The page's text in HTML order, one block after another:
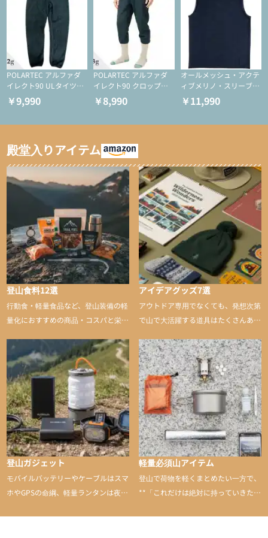
POLARTEC アルファダ
イレクト90 ULタイツ
（アクティブインサレー
ション/テント泊用パジ
￥9,990
POLARTEC アルファダ
イレクト90 クロップド
ULタイツ（アクティブ
インサレーション/テン
￥8,990
オールメッシュ・アクテ
ィブメリノ・スリーブレ
ス
￥11,990
殿堂入りアイテム
登山食料12選
行動食・軽量食品など、登山装備の軽
量化におすすめの商品・コスパと栄養
アイデアグッズ7選
アウトドア専用でなくても、発想次第
で山で大活躍する道具はたくさんあり
山に持ち込むと快適性や安心感をグッ
と引き上げてくれる――そんな意外性
のあるアイテムを紹介
登山ガジェット
モバイルバッテリーやケーブルはスマ
ホやGPSの命綱、軽量ランタンは夜間
軽量必須山アイテム
登山で荷物を軽くまとめたい一方で、
**「これだけは絶対に持っていきた